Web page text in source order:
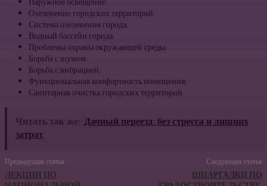
Озеленение городских территорий;
Система озеленения города;
Водный бассейн города;
Проблемы охраны окружающей среды;
Борьба с шумом;
Борьба с вибрацией;
Функциональная комфортность помещения;
Санитарная очистка городских территорий.
Читать так же: Дачный переезд: без стресса и лишних
затрат
Предыдущая статья
ЛЕКЦИИ ПО
Следующая статья
ШПАРГАЛКИ ПО